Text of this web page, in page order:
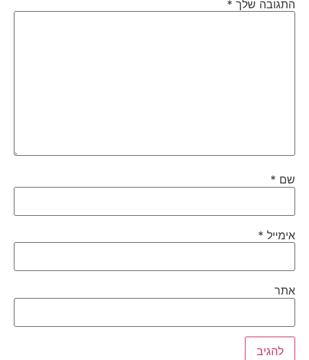
התגובה שלך*
שם*
אימייל*
אתר